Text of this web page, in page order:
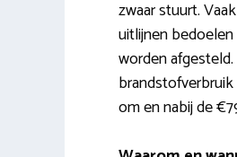
zwaar stuurt.
uitlijnen
worden
om en nabij de